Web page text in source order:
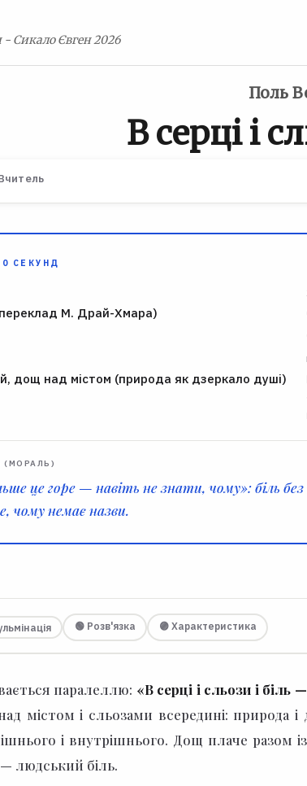
Сикало Євген 2026
Поль
В серці і
СЕКУНД
М. Драй-Хмара)
дощ над містом (природа як дзеркало душі)
(МОРАЛЬ)
це горе — навіть не знати, чому»: біль
чому немає назви.
🟢 Розв'язка 🟣 Характеристика
паралеллю: «В серці і сльози і
містом і сльозами всередині: природа
і внутрішнього. Дощ плаче разом
— людський біль.